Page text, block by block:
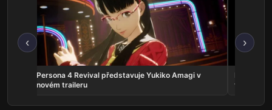
‹
Persona 4 Revival představuje Yukiko Amagi v
novém traileru
Phantom:
vyjde v
›